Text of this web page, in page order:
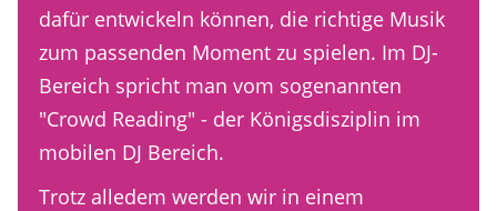
dafür entwickeln können, die richtige Musik
zum passenden Moment zu spielen. Im DJ-
Bereich spricht man vom sogenannten
"Crowd Reading" - der Königsdisziplin im
mobilen DJ Bereich.
Trotz alledem werden wir in einem